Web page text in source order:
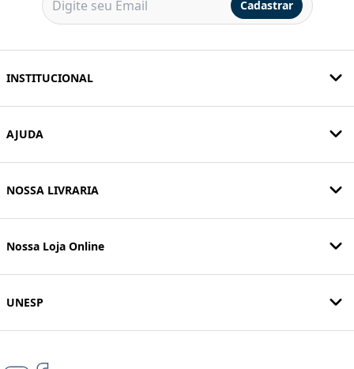
Cadastrar
INSTITUCIONAL
AJUDA
NOSSA LIVRARIA
Nossa Loja Online
UNESP